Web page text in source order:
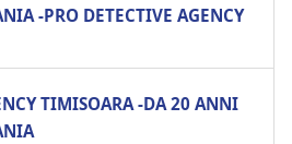
-PRO DETECTIVE AGENCY
TIMISOARA -DA 20 ANNI